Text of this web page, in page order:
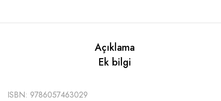
Açıklama
Ek bilgi
ISBN: 9786057463029